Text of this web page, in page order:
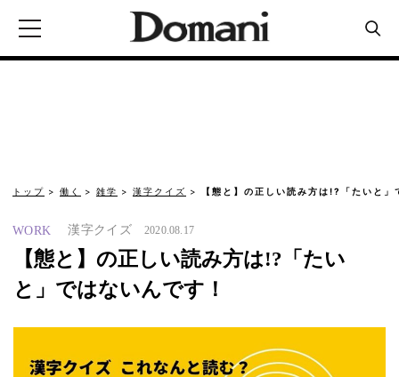
トップ 働く 雑学 漢字クイズ 【態と】の正しい読み方は!?「たいと」
WORK 漢字クイズ 2020.08.17
【態と】の正しい読み方は!?「たい
と」ではないんです！